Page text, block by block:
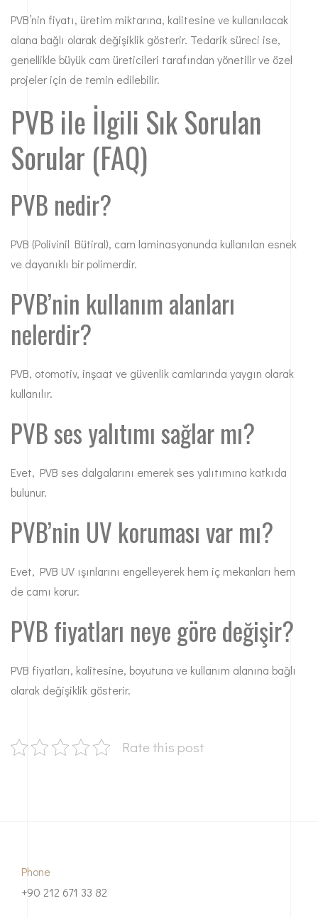
PVB’nin fiyatı, üretim miktarına, kalitesine ve kullanılacak
alana bağlı olarak değişiklik gösterir. Tedarik süreci ise,
genellikle büyük cam üreticileri tarafından yönetilir ve özel
projeler için de temin edilebilir.
PVB ile İlgili Sık Sorulan
Sorular (FAQ)
PVB nedir?
PVB (Polivinil Bütiral), cam laminasyonunda kullanılan esnek
ve dayanıklı bir polimerdir.
PVB’nin kullanım alanları
nelerdir?
PVB, otomotiv, inşaat ve güvenlik camlarında yaygın olarak
kullanılır.
PVB ses yalıtımı sağlar mı?
Evet, PVB ses dalgalarını emerek ses yalıtımına katkıda
bulunur.
PVB’nin UV koruması var mı?
Evet, PVB UV ışınlarını engelleyerek hem iç mekanları hem
de camı korur.
PVB fiyatları neye göre değişir?
PVB fiyatları, kalitesine, boyutuna ve kullanım alanına bağlı
olarak değişiklik gösterir.
Rate this post
Phone
+90 212 671 33 82